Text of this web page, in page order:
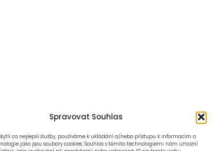
Spravovat Souhlas
co nejlepší služby, používáme k ukládání a/nebo přístupu k informacím o
jako jsou soubory cookies. Souhlas s těmito technologiemi nám umožní